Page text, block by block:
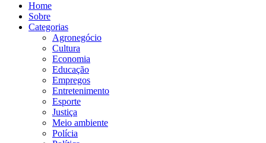
Home
Sobre
Categorias
Agronegócio
Cultura
Economia
Educação
Empregos
Entretenimento
Esporte
Justiça
Meio ambiente
Polícia